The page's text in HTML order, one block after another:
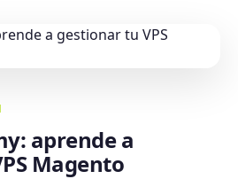
aprende a
Magento